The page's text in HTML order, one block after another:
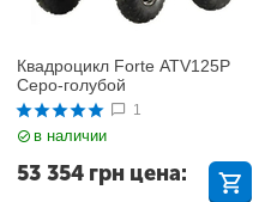
Квадроцикл Forte ATV125P
Серо-голубой
1
в наличии
53 354 грн цена: